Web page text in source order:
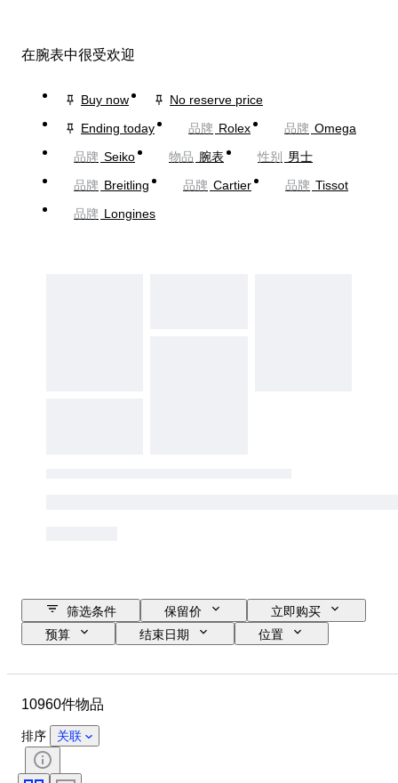
在腕表中很受欢迎
Buy now
No reserve price
Ending today
品牌 Rolex 品牌 Omega
品牌 Seiko 物品 腕表 性别
男士
品牌 Breitling 品牌 Cartier 品牌 Tissot
品牌 Longines
筛选条件 保留价
立即购买
预算
结束日期
位置
性别
时期
装订
颜色
10960件物品
排序 关联